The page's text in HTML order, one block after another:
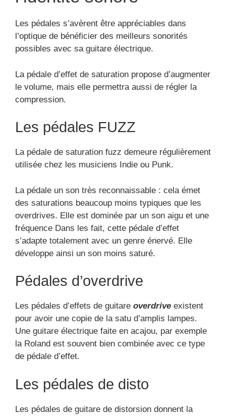
Les pédales s’avèrent être appréciables dans
l’optique de bénéficier des meilleurs sonorités
possibles avec sa guitare électrique.
La pédale d’effet de saturation propose d’augmenter
le volume, mais elle permettra aussi de régler la
compression.
Les pédales FUZZ
La pédale de saturation fuzz demeure régulièrement
utilisée chez les musiciens Indie ou Punk.
La pédale un son très reconnaissable : cela émet
des saturations beaucoup moins typiques que les
overdrives. Elle est dominée par un son aigu et une
fréquence Dans les fait, cette pédale d’effet
s’adapte totalement avec un genre énervé. Elle
développe ainsi un son moins saturé.
Pédales d’overdrive
Les pédales d’effets de guitare overdrive existent
pour avoir une copie de la satu d’amplis lampes.
Une guitare électrique faite en acajou, par exemple
la Roland est souvent bien combinée avec ce type
de pédale d’effet.
Les pédales de disto
Les pédales de guitare de distorsion donnent la